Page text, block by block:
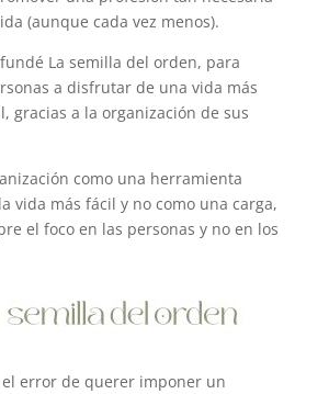
(aunque cada vez menos).
La semilla del orden, para
a disfrutar de una vida más
gracias a la organización de sus
como una herramienta
vida más fácil y no como una carga,
el foco en las personas y no en los
el error de querer imponer un